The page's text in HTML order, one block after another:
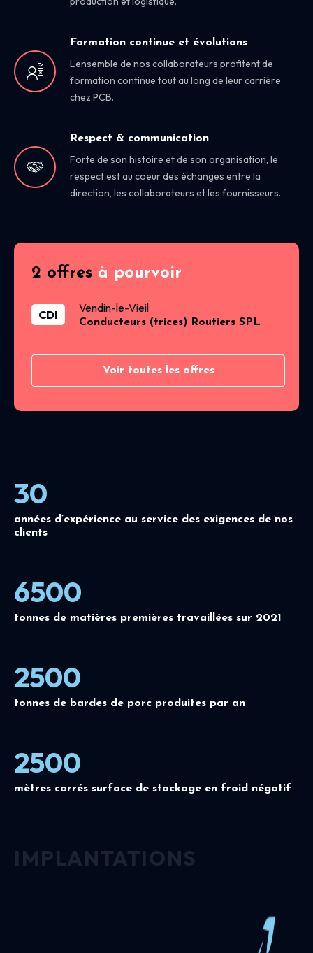
Formation continue et évolutions
L’ensemble de nos collaborateurs profitent de
formation continue tout au long de leur carrière
chez PCB.
Respect & communication
Forte de son histoire et de son organisation, le
respect est au coeur des échanges entre la
direction, les collaborateurs et les fournisseurs.
2 offres à pourvoir
CDI Vendin-le-Vieil
Conducteurs (trices) Routiers SPL
Voir toutes les offres
30
années d’expérience au service des exigences de nos
clients
6500
tonnes de matières premières travaillées sur 2021
2500
tonnes de bardes de porc produites par an
2500
mètres carrés surface de stockage en froid négatif
IMPLANTATIONS